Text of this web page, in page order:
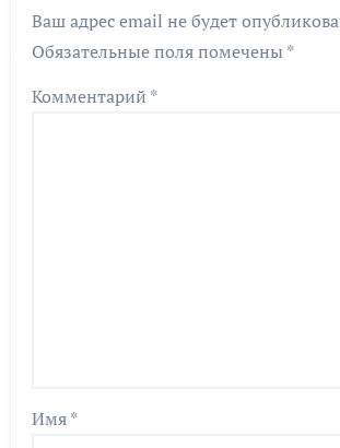
Ваш адрес email не будет
Обязательные поля помечены *
Комментарий *
Имя*